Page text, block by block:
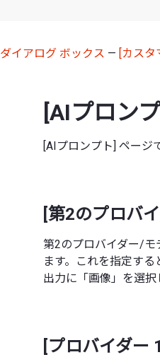
ダイアログ ボックス — [カスタ
[AIプロン
[AIプロンプト] ページ
[第2のプロバ
第2のプロバイダー/モ
ます。これを指定す
出力に「画像」を選択
[プロバイダー